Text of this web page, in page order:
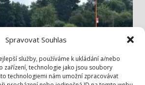
Spravovat Souhlas
služby, používáme k ukládání a/nebo
zařízení, technologie jako jsou soubory
technologiemi nám umožní zpracovávat